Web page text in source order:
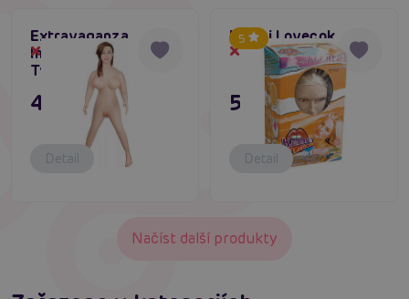
Extravaganza
Inflatable Doll Lexi
Tyler
Dočasně vyprodané
4 495 Kč
Detail
5
Kimmi Lovecok
Dočasně vyprodané
5 995 Kč
Detail
Načíst další produkty